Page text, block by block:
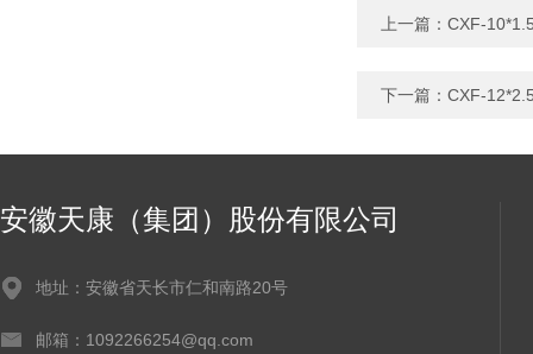
上一篇： CXF-
下一篇： CXF-
安徽天康（集团）股份有限公司
地址：安徽省天长市仁和南路20号
邮箱：1092266254@qq.com